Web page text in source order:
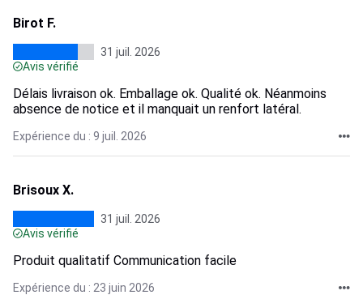
Birot F.
31 juil. 2026
Avis vérifié
Délais livraison ok. Emballage ok. Qualité ok. Néanmoins
absence de notice et il manquait un renfort latéral.
Expérience du : 9 juil. 2026
Brisoux X.
31 juil. 2026
Avis vérifié
Produit qualitatif Communication facile
Expérience du : 23 juin 2026